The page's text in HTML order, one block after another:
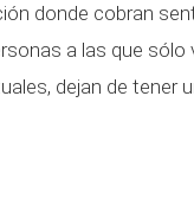
donde cobran
a las que
dejan de tener